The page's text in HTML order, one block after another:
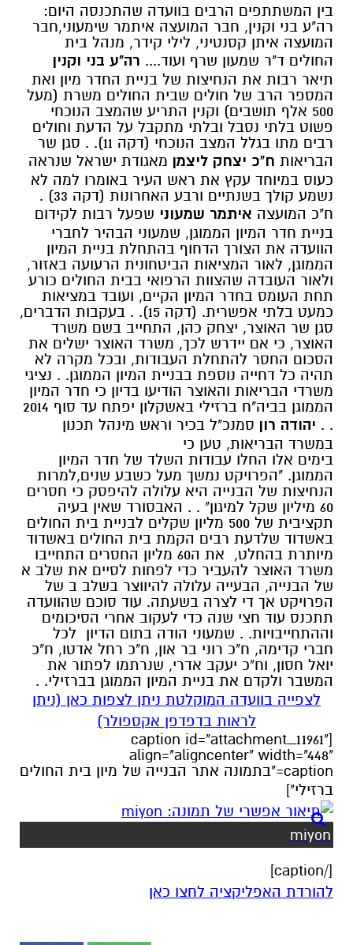
בין המשתתפים הרבים בוועדה שהתכנסה היום:
רה"ע בני וקנין, חבר המועצה איתמר שימעוני,חבר
המועצה איתן קסנטיני, לילי קידר, מנהל בית
החולים ד"ר שמעון שרף ועוד.... רה"ע בני וקנין
תיאר רבות את הנחיצות של בניית החדר מיון ואת
המספר הרב של חולים שבית החולים משרת (מעל
500 אלף תושבים) וקנין התריע שהמצב הנוכחי
פשוט בלתי נסבל ובלתי מתקבל על הדעת וחולים
רבים מתו בגלל המצב הנוכחי (דקה 11). . סגן שר
הבריאות ח"כ יצחק ליצמן מאגודת ישראל שנראה
כעוס במיוחד עקץ את ראש העיר באומרו למה לא
נשמע קולך בשנתיים ורבע האחרונות (דקה 33) .
ח"כ המועצה איתמר שמעוני שפעל רבות לקידום
בניית חדר המיון הממוגן, שמעוני הבהיר לחברי
הוועדה את הצורך הדחוף בהתחלת בניית המיון
הממוגן, לאור המציאות הביטחונית הרעועה באזור,
ולאור העובדה שהצוות הרפואי בבית החולים כורע
תחת העומס בחדר המיון הקיים, ועובד במציאות
כמעט בלתי אפשרית. (דקה 15). . בעקבות הדברים,
סגן שר האוצר, יצחק כהן, התחייב בשם משרד
האוצר, כי אם יידרש לכך, משרד האוצר ישלים את
הסכום החסר להתחלת העבודות, ובכל מקרה לא
תהיה כל דחייה נוספת בבניית המיון הממוגן. . נציגי
משרדי הבריאות והאוצר הודיעו בדיון כי חדר המיון
הממוגן בביה"ח ברזילי באשקלון יפתח עד סוף 2014
. . יהודה רון סמנכ"ל בכיר וראש מינהל תכנון
במשרד הבריאות, טען כי
בימים אלו החלו עבודות השלד של חדר המיון
הממוגן. "הפרויקט נמשך מעל כשבע שנים,למרות
הנחיצות של הבנייה היא עלולה להיפסק כי חסרים
60 מיליון שקל למיגון" . . האבסורד שאין בעיה
תקציבית של 500 מליון שקלים לבניית בית החולים
באשדוד שלדעת רבים הקמת בית החולים באשדוד
מיותרת בהחלט, את ה60 מליון החסרים התחייבו
משרד האוצר להעביר כדי לפחות לסיים את שלב א
של הבנייה, הבעייה עלולה להיווצר בשלב ב של
הפרויקט אך די לצרה בשעתה. עוד סוכם שהוועדה
תתכנס עוד חצי שנה כדי לעקוב אחרי הסיכומים
וההתחייבויות. . שמעוני הודה בתום הדיון לכל
חברי קדימה, ח"כ רוני בר און, ח"כ רחל אדטו, ח"כ
יואל חסון, וח"כ יעקב אדרי, שנרתמו לפתור את
המשבר ולקדם את בניית המיון הממוגן בברזילי. .
לצפייה בוועדה המוקלטת ניתן לצפות כאן (ניתן
לראות בדפדפן אקספולר)
[caption id="attachment_11961"
align="aligncenter" width="448"
caption="בתמונה אתר הבנייה של מיון בית החולים
ברזילי"]
miyon
[/caption]
להורדת האפליקציה לחצו כאן